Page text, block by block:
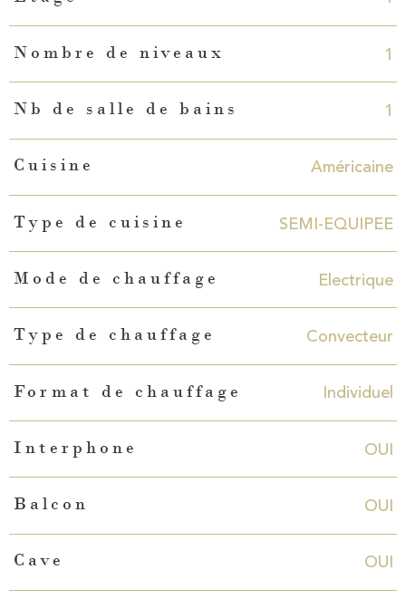
Nombre de niveaux 1
Nb de salle de bains 1
Cuisine Américaine
Type de cuisine SEMI-EQUIPEE
Mode de chauffage Electrique
Type de chauffage Convecteur
Format de chauffage Individuel
Interphone OUI
Balcon OUI
Cave OUI